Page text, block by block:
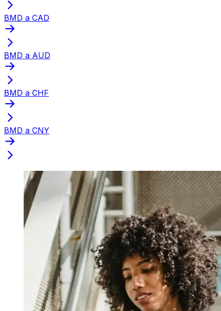
BMD a CAD
BMD a AUD
BMD a CHF
BMD a CNY